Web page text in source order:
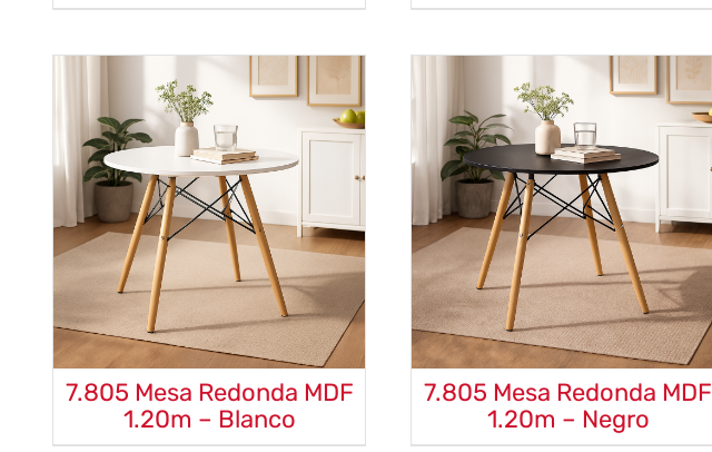
7.805 Mesa Redonda MDF
1.20m – Blanco
7.805 Mesa Redonda MDF
1.20m – Negro